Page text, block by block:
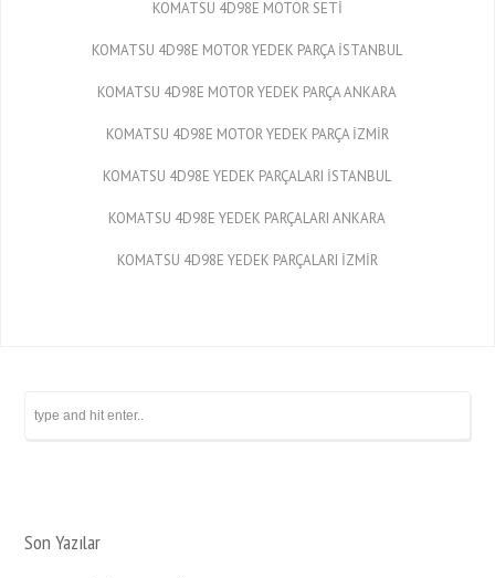
KOMATSU 4D98E MOTOR SETİ
KOMATSU 4D98E MOTOR YEDEK PARÇA İSTANBUL
KOMATSU 4D98E MOTOR YEDEK PARÇA ANKARA
KOMATSU 4D98E MOTOR YEDEK PARÇA İZMİR
KOMATSU 4D98E YEDEK PARÇALARI İSTANBUL
KOMATSU 4D98E YEDEK PARÇALARI ANKARA
KOMATSU 4D98E YEDEK PARÇALARI İZMİR
Son Yazılar